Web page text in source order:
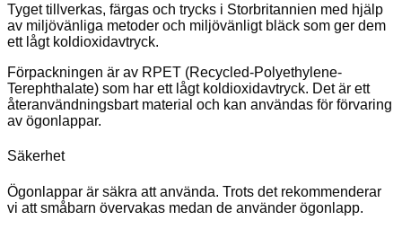
Tyget tillverkas, färgas och trycks i Storbritannien med hjälp
av miljövänliga metoder och miljövänligt bläck som ger dem
ett lågt koldioxidavtryck.
Förpackningen är av RPET (Recycled-Polyethylene-
Terephthalate) som har ett lågt koldioxidavtryck. Det är ett
återanvändningsbart material och kan användas för förvaring
av ögonlappar.
Säkerhet
Ögonlappar är säkra att använda. Trots det rekommenderar
vi att småbarn övervakas medan de använder ögonlapp.